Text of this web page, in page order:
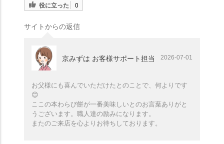
役に立った 0
サイトからの返信
京みずは お客様サポート担当 2026-07-01
お父様にも喜んでいただけたとのことで、何よりです
😊
ここの本わらび餅が一番美味しいとのお言葉ありがと
うございます。職人達の励みになります。
またのご来店を心よりお待ちしております。